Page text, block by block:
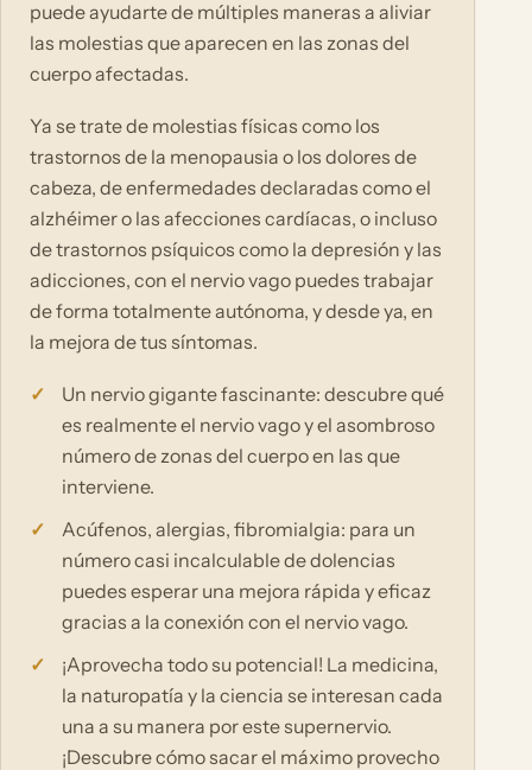
puede ayudarte de múltiples maneras a aliviar
las molestias que aparecen en las zonas del
cuerpo afectadas.
Ya se trate de molestias físicas como los
trastornos de la menopausia o los dolores de
cabeza, de enfermedades declaradas como el
alzhéimer o las afecciones cardíacas, o incluso
de trastornos psíquicos como la depresión y las
adicciones, con el nervio vago puedes trabajar
de forma totalmente autónoma, y desde ya, en
la mejora de tus síntomas.
Un nervio gigante fascinante: descubre qué
es realmente el nervio vago y el asombroso
número de zonas del cuerpo en las que
interviene.
Acúfenos, alergias, fibromialgia: para un
número casi incalculable de dolencias
puedes esperar una mejora rápida y eficaz
gracias a la conexión con el nervio vago.
¡Aprovecha todo su potencial! La medicina,
la naturopatía y la ciencia se interesan cada
una a su manera por este supernervio.
¡Descubre cómo sacar el máximo provecho